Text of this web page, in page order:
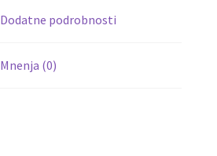
Dodatne podrobnosti
Mnenja (0)